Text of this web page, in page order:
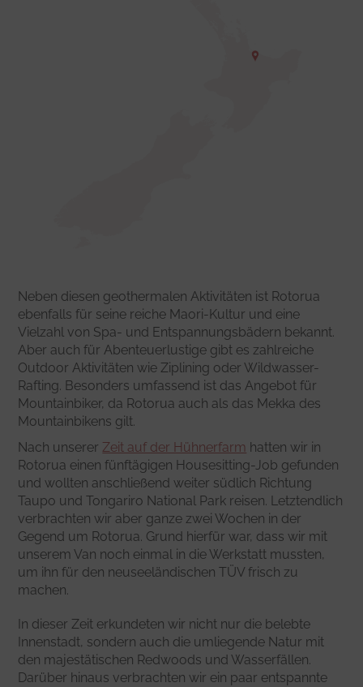
Neben diesen geothermalen Aktivitäten ist Rotorua
ebenfalls für seine reiche Maori-Kultur und eine
Vielzahl von Spa- und Entspannungsbädern bekannt.
Aber auch für Abenteuerlustige gibt es zahlreiche
Outdoor Aktivitäten wie Ziplining oder Wildwasser-
Rafting. Besonders umfassend ist das Angebot für
Mountainbiker, da Rotorua auch als das Mekka des
Mountainbikens gilt.
Nach unserer Zeit auf der Hühnerfarm hatten wir in
Rotorua einen fünftägigen Housesitting-Job gefunden
und wollten anschließend weiter südlich Richtung
Taupo und Tongariro National Park reisen. Letztendlich
verbrachten wir aber ganze zwei Wochen in der
Gegend um Rotorua. Grund hierfür war, dass wir mit
unserem Van noch einmal in die Werkstatt mussten,
um ihn für den neuseeländischen TÜV frisch zu
machen.
In dieser Zeit erkundeten wir nicht nur die belebte
Innenstadt, sondern auch die umliegende Natur mit
den majestätischen Redwoods und Wasserfällen.
Darüber hinaus verbrachten wir ein paar entspannte